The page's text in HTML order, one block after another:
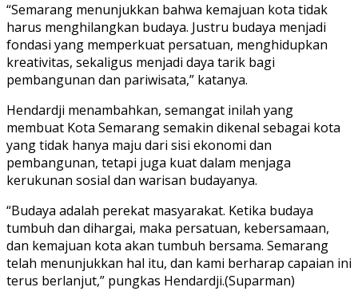
“Semarang menunjukkan bahwa kemajuan kota tidak
harus menghilangkan budaya. Justru budaya menjadi
fondasi yang memperkuat persatuan, menghidupkan
kreativitas, sekaligus menjadi daya tarik bagi
pembangunan dan pariwisata,” katanya.
Hendardji menambahkan, semangat inilah yang
membuat Kota Semarang semakin dikenal sebagai kota
yang tidak hanya maju dari sisi ekonomi dan
pembangunan, tetapi juga kuat dalam menjaga
kerukunan sosial dan warisan budayanya.
“Budaya adalah perekat masyarakat. Ketika budaya
tumbuh dan dihargai, maka persatuan, kebersamaan,
dan kemajuan kota akan tumbuh bersama. Semarang
telah menunjukkan hal itu, dan kami berharap capaian ini
terus berlanjut,” pungkas Hendardji.(Suparman)